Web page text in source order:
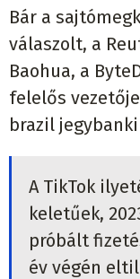
Bár a
válaszolt, a
Baohua, a
felelős
brazil
A TikTok
keletűek,
próbált
év végén